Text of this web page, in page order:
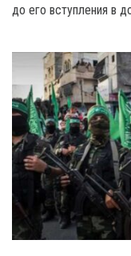
до его вступления в